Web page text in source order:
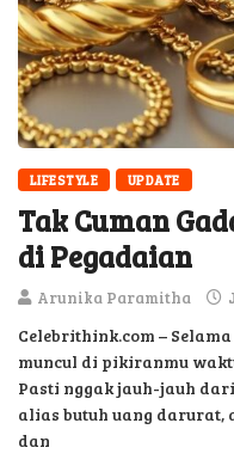
LIFESTYLE UPDATE
Tak Cuman
di Pegadaian
Arunika Paramitha
Celebrithink.com –
muncul di pikiranmu
Pasti nggak jauh-jauh
alias butuh uang darurat,
dan